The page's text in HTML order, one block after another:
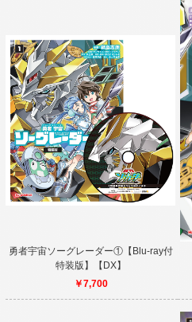
勇者宇宙ソーグレーダー①【Blu-ray付
特装版】【DX】
￥7,700